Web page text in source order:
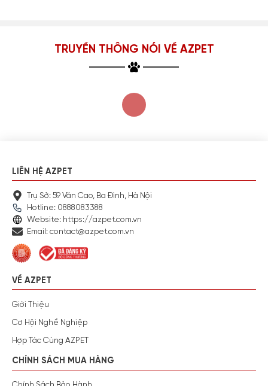
TRUYỀN THÔNG NÓI VỀ AZPET
LIÊN HỆ AZPET
Trụ Sở: 59 Văn Cao, Ba Đình, Hà Nội
Hotline: 0888083388
Website: https://azpet.com.vn
Email: contact@azpet.com.vn
VỀ AZPET
Giới Thiệu
Cơ Hội Nghề Nghiệp
Hợp Tác Cùng AZPET
CHÍNH SÁCH MUA HÀNG